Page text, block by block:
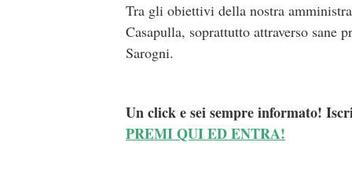
Tra gli obiettivi della nostra
Casapulla, soprattutto attraverso sane
Sarogni.
Un click e sei sempre informato!
PREMI QUI ED ENTRA!